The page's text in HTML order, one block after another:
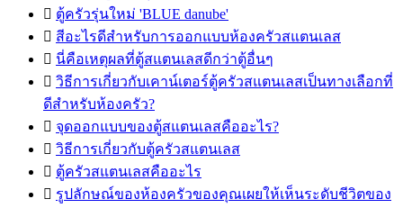
 ตู้ครัวรุ่นใหม่ 'BLUE danube'
 สีอะไรดีสำหรับการออกแบบห้องครัวสแตนเลส
 นี่คือเหตุผลที่ตู้สแตนเลสดีกว่าตู้อื่นๆ
 วิธีการเกี่ยวกับเคาน์เตอร์ตู้ครัวสแตนเลสเป็นทางเลือกที่
ดีสำหรับห้องครัว?
 จุดออกแบบของตู้สแตนเลสคืออะไร?
 วิธีการเกี่ยวกับตู้ครัวสแตนเลส
 ตู้ครัวสแตนเลสคืออะไร
 รูปลักษณ์ของห้องครัวของคุณเผยให้เห็นระดับชีวิตของ